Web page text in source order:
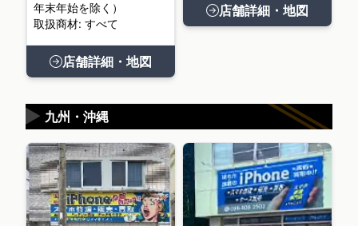
年末年始を除く）
取扱商材: すべて
店舗詳細・地図
店舗詳細・地図
九州・沖縄
▶